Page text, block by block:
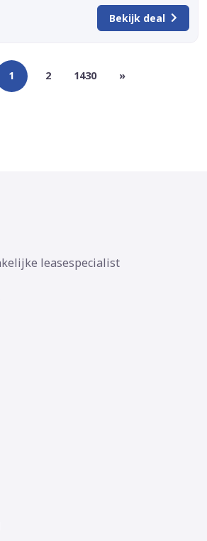
Bekijk deal
1 2 1430 »
leasespecialist